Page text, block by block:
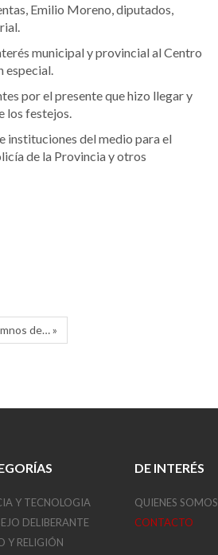
Emilio Moreno, diputados,
municipal y provincial al Centro
especial.
por el presente que hizo llegar y
los festejos.
instituciones del medio para el
de la Provincia y otros
de… »
Y TECNOLOGIA
DELIBERANTE
Y RELIGIÓN
DE INTERÉS
QUIENES SOMOS
CONTACTO